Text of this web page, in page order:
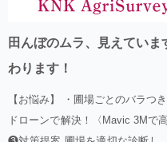
田んぼのムラ、見えてい
わります！
【お悩み】 ・圃場ごとのバラつ
ドローンで解決！〈Mavic 3M